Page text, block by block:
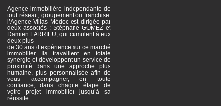
Agence immobilière indépendante de
tout réseau, groupement ou franchise,
l’Agence Villas Médoc est dirigée par
deux associés : Stéphane GOMEZ et
Damien LARRIEU, qui cumulent à eux
deux plus
de 30 ans d’expérience sur ce marché
immobilier. Ils travaillent en totale
synergie et développent un service de
proximité dans une approche plus
humaine, plus personnalisée afin de
vous accompagner, en toute
confiance, dans chaque étape de
votre projet immobilier jusqu’à sa
réussite.